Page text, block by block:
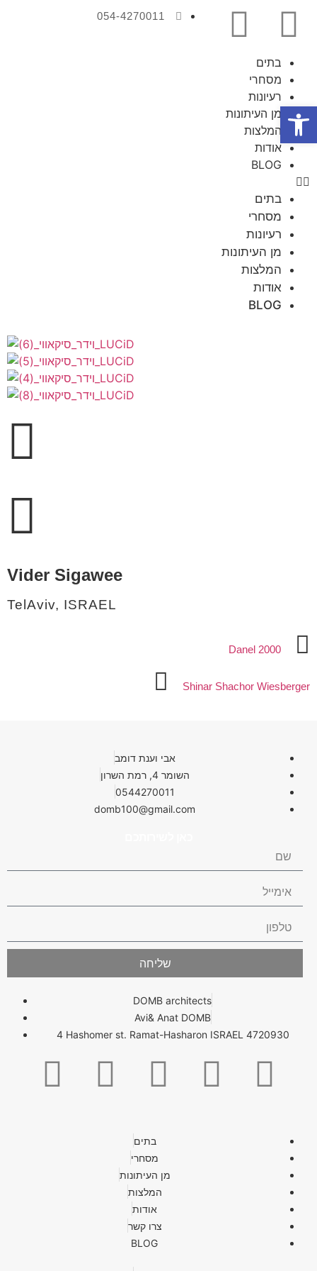
054-4270011
בתים
מסחרי
רעיונות
מן העיתונות
המלצות
אודות
BLOG
בתים
מסחרי
רעיונות
מן העיתונות
המלצות
אודות
BLOG
Vider Sigawee
TelAviv, ISRAEL
Danel 2000
Shinar Shachor Wiesberger
אבי וענת דומב
השומר 4, רמת השרון
0544270011
domb100@gmail.com
שליחה
DOMB architects
Avi& Anat DOMB
4 Hashomer st. Ramat-Hasharon ISRAEL 4720930
בתים
מסחרי
מן העיתונות
המלצות
אודות
צרו קשר
BLOG
פתח סרגל נגישות